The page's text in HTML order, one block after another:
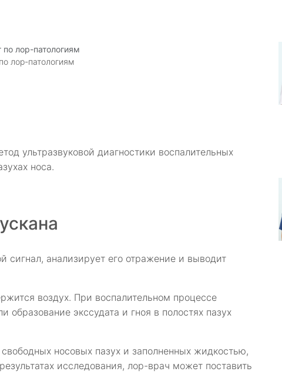
по лор-патологиям
лор-патологиям
ультразвуковой диагностики воспалительных
носа.
сигнал, анализирует его отражение и выводит
воздух. При воспалительном процессе
образование экссудата и гноя в полостях пазух
носовых пазух и заполненных жидкостью,
исследования, лор-врач может поставить